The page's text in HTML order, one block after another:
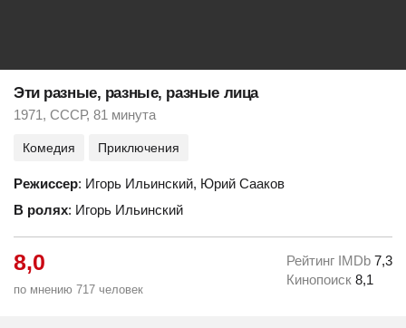
Эти разные, разные, разные лица
1971, СССР, 81 минута
Комедия Приключения
Режиссер: Игорь Ильинский, Юрий Сааков
В ролях: Игорь Ильинский
8,0
по мнению 717 человек
Рейтинг IMDb 7,3
Кинопоиск 8,1